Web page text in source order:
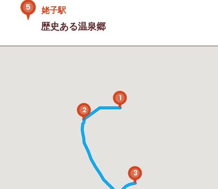
5 姥子駅
歴史ある温泉郷
1
2
3